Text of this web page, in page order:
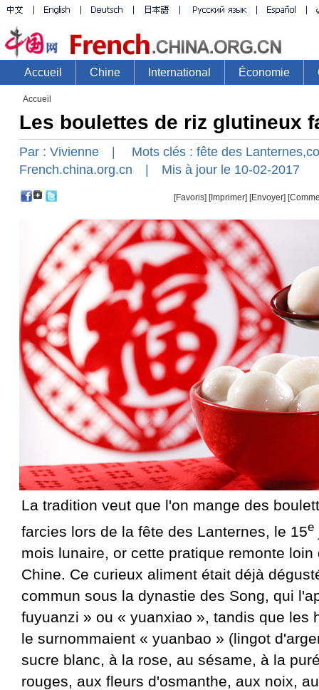
Accueil
Les boulettes de riz glutineux
Par : Vivienne | Mots clés : fête des
French.china.org.cn | Mis à jour le 10-02-2017
[Favoris] [Imprimer] [Envoyer]
La tradition veut que l'on mange des
farcies lors de la fête des Lanternes, le 15e
mois lunaire, or cette pratique remonte
Chine. Ce curieux aliment était déjà
commun sous la dynastie des Song, qui
fuyuanzi » ou « yuanxiao », tandis que les
le surnommaient « yuanbao » (lingot
sucre blanc, à la rose, au sésame, à la
rouges, aux fleurs d'osmanthe, aux noix,